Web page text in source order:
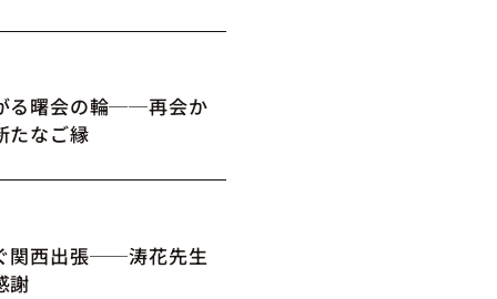
る曙会の輪──再会か
たなご縁
関西出張──涛花先生
謝